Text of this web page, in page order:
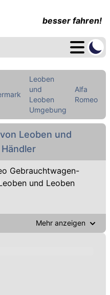
besser fahren!
Leoben
und
Leoben
Umgebung
Alfa
Romeo
Leoben und
Gebrauchtwagen-
und Leoben
Mehr anzeigen